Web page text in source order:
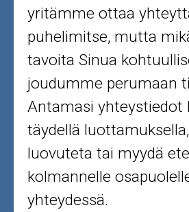
yritämme ottaa
puhelimitse, mutta
tavoita Sinua
joudumme perumaan
Antamasi yhteystiedot
täydellä
luovuteta tai myydä
kolmannelle
yhteydessä.